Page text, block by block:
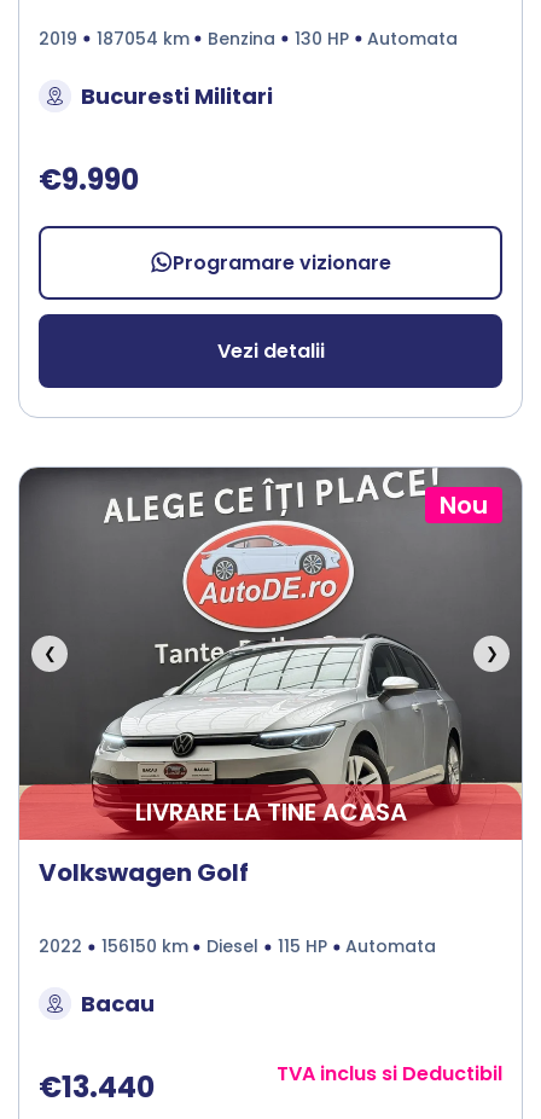
2019 187054 km Benzina 130 HP Automata
Bucuresti Militari
€9.990
Programare vizionare
Vezi detalii
Nou
❮ ❯
LIVRARE LA TINE ACASA
Volkswagen Golf
2022 156150 km Diesel 115 HP Automata
Bacau
€13.440 TVA inclus si Deductibil